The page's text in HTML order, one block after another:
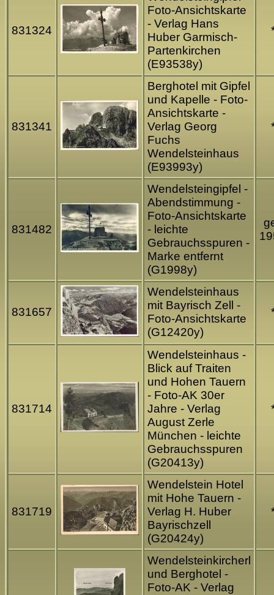
831324
Foto-Ansichtskarte
- Verlag Hans
Huber Garmisch-
Partenkirchen
(E93538y)
831341
Berghotel mit Gipfel
und Kapelle - Foto-
Ansichtskarte -
Verlag Georg
Fuchs
Wendelsteinhaus
(E93993y)
831482
Wendelsteingipfel -
Abendstimmung -
Foto-Ansichtskarte
- leichte
Gebrauchsspuren -
Marke entfernt
(G1998y)
831657
Wendelsteinhaus
mit Bayrisch Zell -
Foto-Ansichtskarte
(G12420y)
831714
Wendelsteinhaus -
Blick auf Traiten
und Hohen Tauern
- Foto-AK 30er
Jahre - Verlag
August Zerle
München - leichte
Gebrauchsspuren
(G20413y)
831719
Wendelstein Hotel
mit Hohe Tauern -
Verlag H. Huber
Bayrischzell
(G20424y)
Wendelsteinkircherl
und Berghotel -
Foto-AK - Verlag